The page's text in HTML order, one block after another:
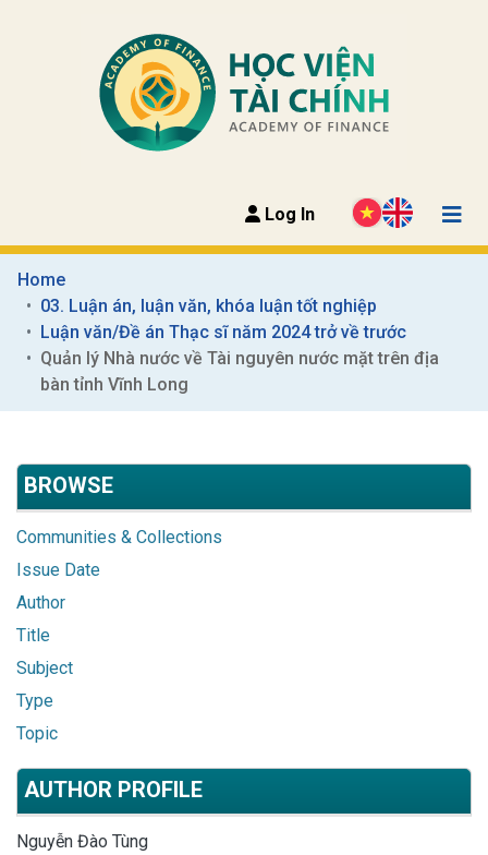
Log In
Home
03. Luận án, luận văn, khóa luận tốt nghiệp
Luận văn/Đề án Thạc sĩ năm 2024 trở về trước
Quản lý Nhà nước về Tài nguyên nước mặt trên địa
bàn tỉnh Vĩnh Long
BROWSE
Communities & Collections
Issue Date
Author
Title
Subject
Type
Topic
AUTHOR PROFILE
Nguyễn Đào Tùng